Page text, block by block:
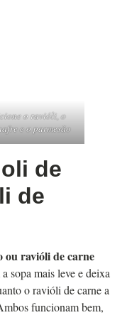
o ravióli, o
e o parmesão
de
de
ou ravióli de carne
sopa mais leve e deixa
o ravióli de carne a
funcionam bem,